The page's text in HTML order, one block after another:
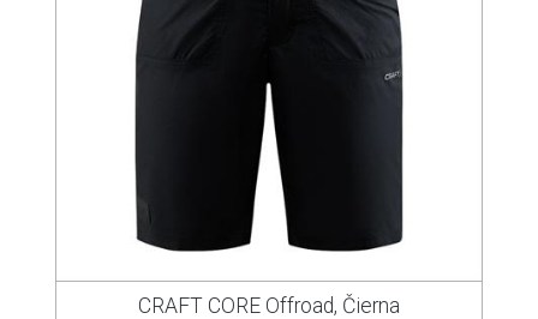
CRAFT CORE Offroad, Čierna